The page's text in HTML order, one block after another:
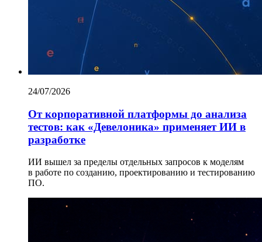
24/07/2026
От корпоративной платформы до анализа
тестов: как «Девелоника» применяет ИИ в
разработке
ИИ вышел за пределы отдельных запросов к моделям
в работе по созданию, проектированию и тестированию
ПО.